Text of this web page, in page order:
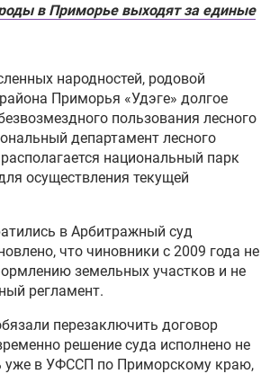
в Приморье выходят за единые
народностей, родовой
Приморья «Удэге» долгое
пользования лесного
департамент лесного
национальный парк
осуществления текущей
в Арбитражный суд
что чиновники с 2009 года не
земельных участков и не
регламент.
перезаключить договор
решение суда исполнено не
уже в УФССП по Приморскому краю,